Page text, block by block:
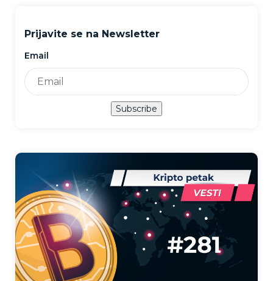
Prijavite se na Newsletter
Email
Subscribe